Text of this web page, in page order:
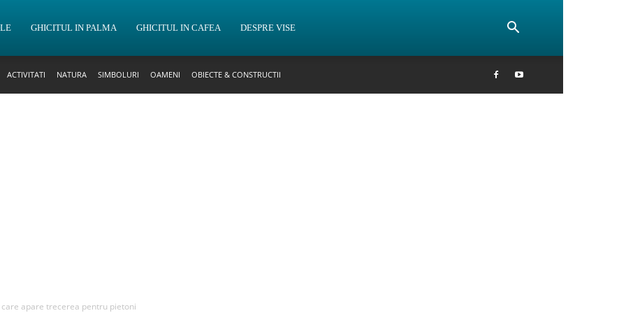
GHICITUL IN PALMA GHICITUL IN CAFEA DESPRE VISE
ACTIVITATI NATURA SIMBOLURI OAMENI OBIECTE & CONSTRUCTII
apare trecerea pentru pietoni